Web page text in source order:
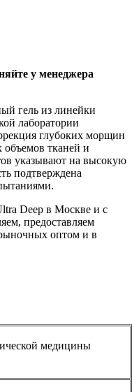
у менеджера
гель из линейки
лаборатории
глубоких морщин
тканей и
указывают на высокую
подтверждена
Deep в Москве и с
предоставляем
оптом и в
медицины